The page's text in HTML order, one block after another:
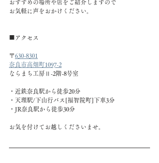
おすすめの場所や店をご紹介しますので
お気軽に声をおかけください。
■アクセス
〒630-8301
奈良市高畑町1097-2
ならまち工房Ⅱ-2階-8号室
・近鉄奈良駅から徒歩20分
・天理駅/下山行バス[福智院町]下車3分
・JR奈良駅から徒歩30分
お気を付けてお越しくださいませ。